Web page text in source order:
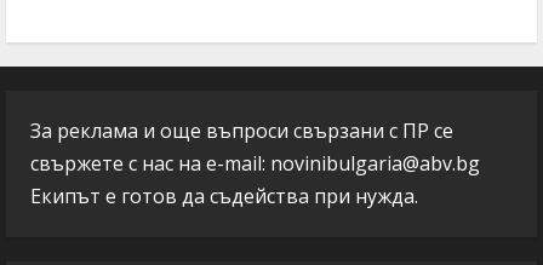
За реклама и още въпроси свързани с ПР се
свържете с нас на e-mail: novinibulgaria@abv.bg
Екипът е готов да съдейства при нужда.